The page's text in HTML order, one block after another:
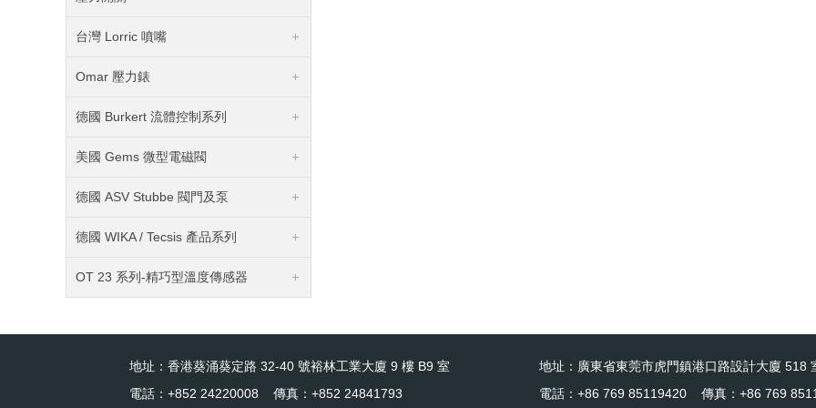
台灣 Lorric 噴嘴
Omar 壓力錶
德國 Burkert 流體控制系列
美國 Gems 微型電磁閥
德國 ASV Stubbe 閥門及泵
德國 WIKA / Tecsis 產品系列
OT 23 系列-精巧型溫度傳感器
地址：香港葵涌葵定路 32-40 號裕林工業大廈 9 樓 B9 室
電話：+852 24220008 傳真：+852 24841793
地址：廣東省東莞市虎門鎮港口路設計大廈 518
電話：+86 769 85119420 傳真：+86 769